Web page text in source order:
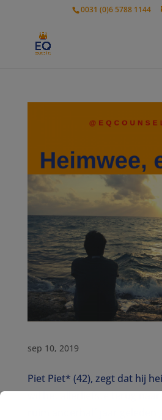
0031 (0)6 5788 1144
sep 10, 2019
Piet Piet* (42), zegt dat hij
wil het allerliefste terug